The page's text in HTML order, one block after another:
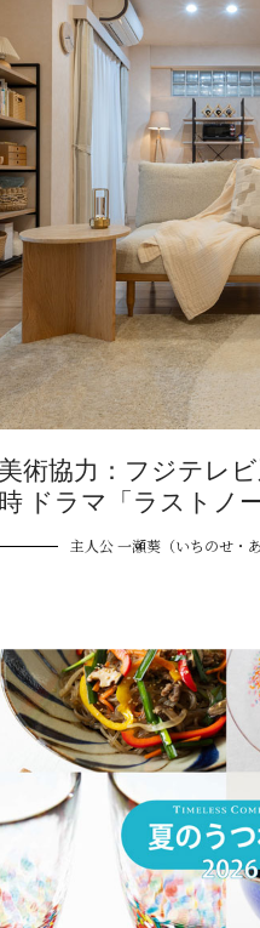
美術協力：フジテレ
時 ドラマ「ラストノー
主人公 一瀬葵（いちのせ・